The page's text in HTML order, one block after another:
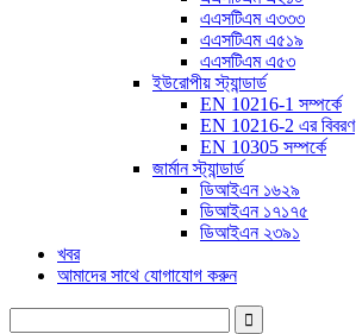
এএসটিএম এ৩৩৩
এএসটিএম এ৫১৯
এএসটিএম এ৫৩
ইউরোপীয় স্ট্যান্ডার্ড
EN 10216-1 সম্পর্কে
EN 10216-2 এর বিবরণ
EN 10305 সম্পর্কে
জার্মান স্ট্যান্ডার্ড
ডিআইএন ১৬২৯
ডিআইএন ১৭১৭৫
ডিআইএন ২৩৯১
খবর
আমাদের সাথে যোগাযোগ করুন